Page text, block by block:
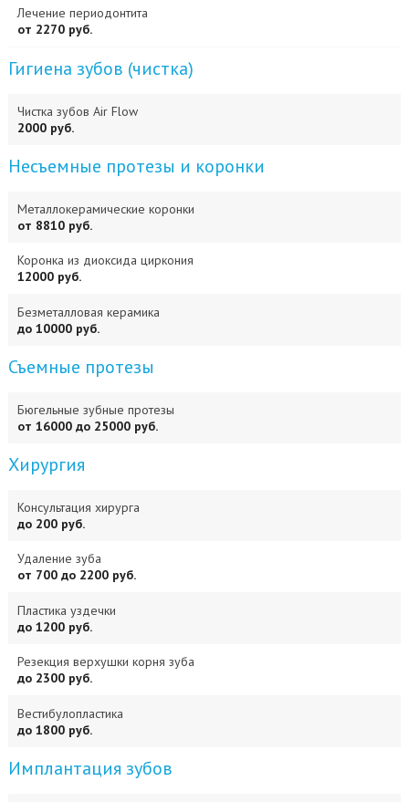
Лечение периодонтита
от 2270 руб.
Гигиена зубов (чистка)
Чистка зубов Air Flow
2000 руб.
Несъемные протезы и коронки
Металлокерамические коронки
от 8810 руб.
Коронка из диоксида циркония
12000 руб.
Безметалловая керамика
до 10000 руб.
Съемные протезы
Бюгельные зубные протезы
от 16000 до 25000 руб.
Хирургия
Консультация хирурга
до 200 руб.
Удаление зуба
от 700 до 2200 руб.
Пластика уздечки
до 1200 руб.
Резекция верхушки корня зуба
до 2300 руб.
Вестибулопластика
до 1800 руб.
Имплантация зубов